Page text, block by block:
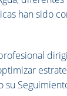
han sido
su